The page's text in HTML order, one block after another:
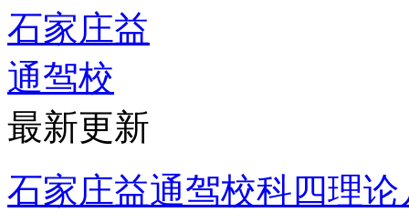
最新更新
石家庄益通驾校科四理论